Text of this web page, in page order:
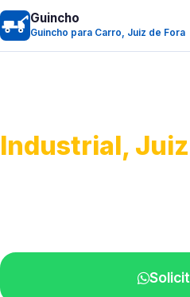
Guincho
Guincho para Carro, Juiz de Fora
Industrial, Juiz